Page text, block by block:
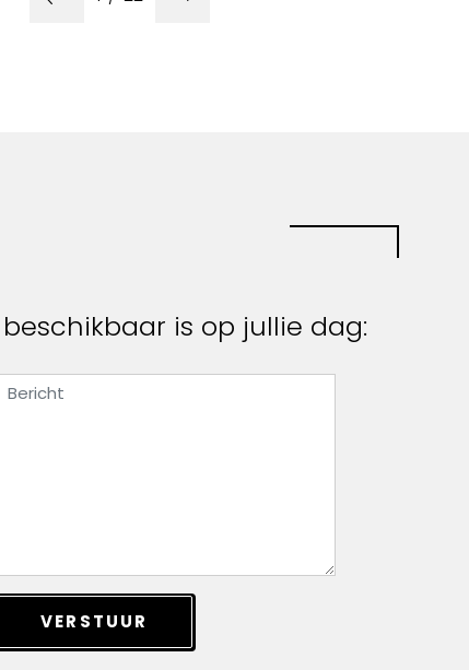
is op jullie dag:
VERSTUUR